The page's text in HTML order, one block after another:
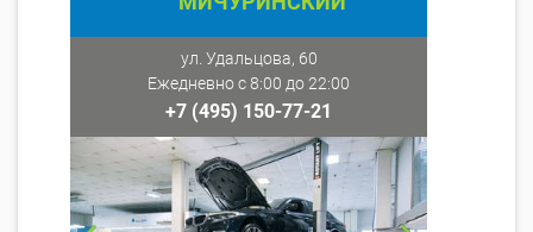
ул. Удальцова, 60
Ежедневно с 8:00 до 22:00
+7 (495) 150-77-21